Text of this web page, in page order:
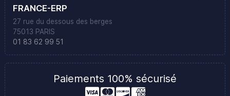
FRANCE-ERP
27 rue du dessous des berges
75013 PARIS
01 83 62 99 51
Paiements 100% sécurisé